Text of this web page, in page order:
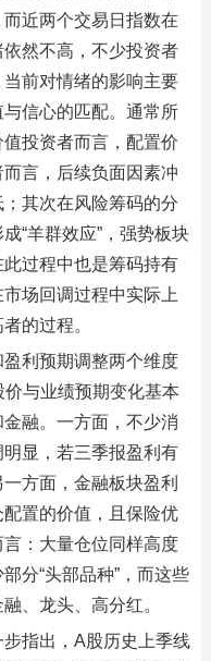
近两个交易日指数在
然不高，不少投资者
前对情绪的影响主要
信心的匹配。通常所
投资者而言，配置价
言，后续负面因素冲
其次在风险筹码的分
“羊群效应”，强势板块
过程中也是筹码持有
场回调过程中实际上
的过程。
利预期调整两个维度
与业绩预期变化基本
融。一方面，不少消
显，若三季报盈利有
方面，金融板块盈利
置的价值，且保险优
：大量仓位同样高度
分“头部品种”，而这些
、龙头、高分红。
指出，A股历史上季线